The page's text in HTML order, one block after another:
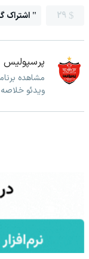
29 اشتراک
پرسپولیس
مشاهده
ویدئو